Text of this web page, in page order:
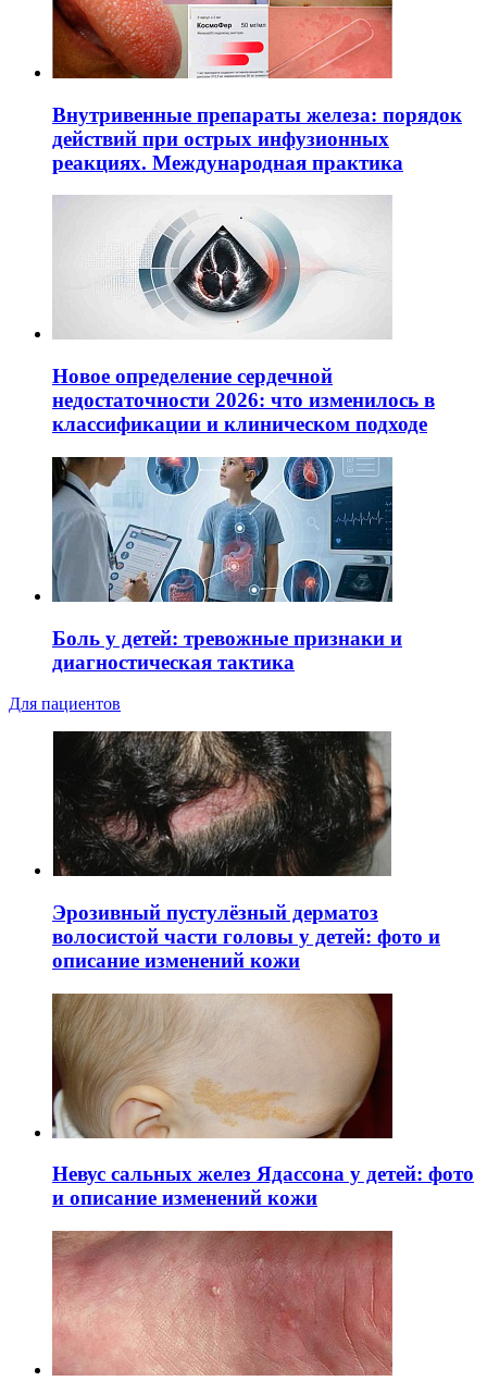
Внутривенные препараты железа: порядок
действий при острых инфузионных
реакциях. Международная практика
Новое определение сердечной
недостаточности 2026: что изменилось в
классификации и клиническом подходе
Боль у детей: тревожные признаки и
диагностическая тактика
Для пациентов
Эрозивный пустулёзный дерматоз
волосистой части головы у детей: фото и
описание изменений кожи
Невус сальных желез Ядассона у детей: фото
и описание изменений кожи